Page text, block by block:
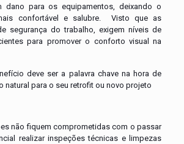
dano para os equipamentos, deixando o
confortável e salubre. Visto que as
segurança do trabalho, exigem níveis de
para promover o conforto visual na
deve ser a palavra chave na hora de
natural para o seu retrofit ou novo projeto
não fiquem comprometidas com o passar
realizar inspeções técnicas e limpezas